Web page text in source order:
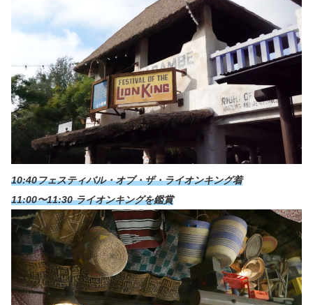
10:40フェスティバル・オブ・ザ・ライオンキング着
11:00〜11:30 ライオンキングを鑑賞